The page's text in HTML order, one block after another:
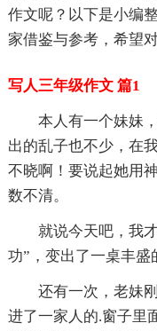
作文呢？以下是小编
家借鉴与参考，希望
写人三年级作文 篇1
本人有一个妹妹
出的乱子也不少，在
不晓啊！要说起她用
数不清。
就说今天吧，我
功”，变出了一桌丰盛
还有一次，老妹
进了一家人的.窗子里